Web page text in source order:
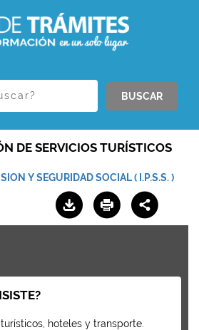
BUSCAR
DE SERVICIOS TURÍSTICOS
Y SEGURIDAD SOCIAL ( I.P.S.S. )
hoteles y transporte.